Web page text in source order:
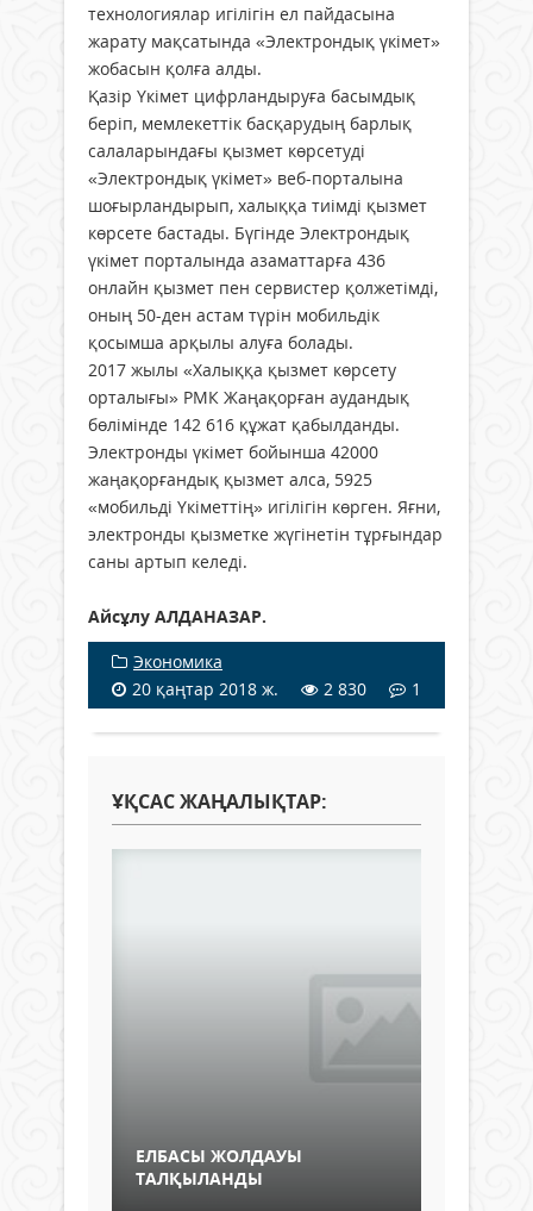
технологиялар игілігін ел пайдасына
жарату мақсатында «Электрондық үкімет»
жобасын қолға алды.
Қазір Үкімет цифрландыруға басымдық
беріп, мемлекеттік басқарудың барлық
салаларындағы қызмет көрсетуді
«Электрондық үкімет» веб-порталына
шоғырландырып, халыққа тиімді қызмет
көрсете бастады. Бүгінде Электрондық
үкімет порталында азаматтарға 436
онлайн қызмет пен сервистер қолжетімді,
оның 50-ден астам түрін мобильдік
қосымша арқылы алуға болады.
2017 жылы «Халыққа қызмет көрсету
орталығы» РМК Жаңақорған аудандық
бөлімінде 142 616 құжат қабылданды.
Электронды үкімет бойынша 42000
жаңақорғандық қызмет алса, 5925
«мобильді Үкіметтің» игілігін көрген. Яғни,
электронды қызметке жүгінетін тұрғындар
саны артып келеді.
Айсұлу АЛДАНАЗАР.
Экономика
20 қаңтар 2018 ж.
2 830 1
ҰҚСАС ЖАҢАЛЫҚТАР:
ЕЛБАСЫ ЖОЛДАУЫ
ТАЛҚЫЛАНДЫ